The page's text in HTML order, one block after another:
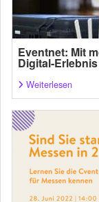
Eventnet: Mit
Digital-Erlebnis
Weiterlesen